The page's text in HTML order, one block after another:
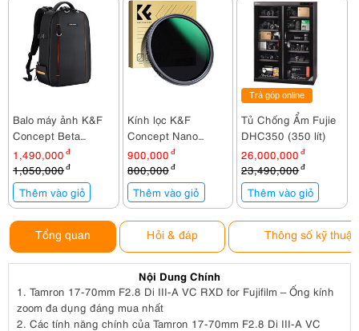
Balo máy ảnh K&F
Concept Beta
KF13.140
1,490,000 đ
1,050,000đ
Thêm vào giỏ
Kính lọc K&F
Concept Nano
Dazzle ND2-400 (
1-9 Stop ) 67mm
KF01.2360
900,000 đ
800,000 đ
Thêm vào giỏ
Trả góp online
Tủ Chống Ẩm Fujie
DHC350 (350 lít)
26,000,000 đ
23,490,000đ
Thêm vào giỏ
Tổng quan Hỏi & đáp Thông số kỹ thuật
Nội Dung Chính
1. Tamron 17-70mm F2.8 Di III-A VC RXD for Fujifilm – Ống kính
zoom đa dụng đáng mua nhất
2. Các tính năng chính của Tamron 17-70mm F2.8 Di III-A VC